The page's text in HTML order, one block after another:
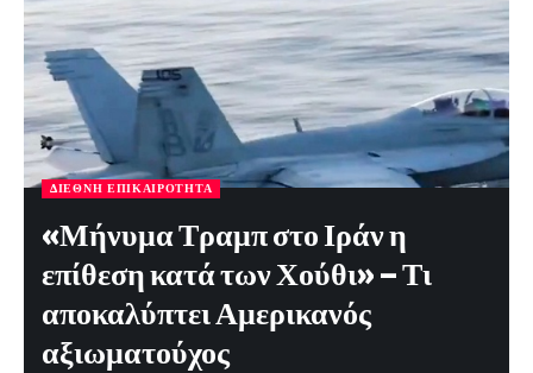
ΔΙΕΘΝΉ ΕΠΙΚΑΙΡΌΤΗΤΑ
«Μήνυμα Τραμπ στο Ιράν η
επίθεση κατά των Χούθι» – Τι
αποκαλύπτει Αμερικανός
αξιωματούχος